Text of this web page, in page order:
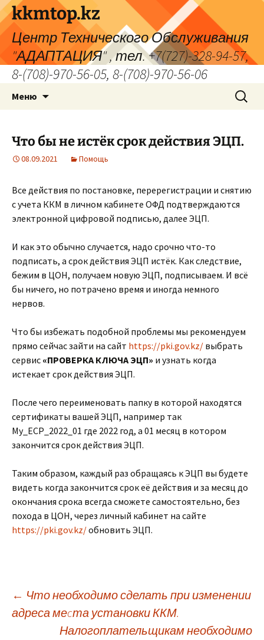
Перейти
к
содержимому
kkmtop.kz
Центр Технического Обслуживания
"АДАПТАЦИЯ" , тел. +7(727)-328-94-57,
8-(708)-970-56-05, 8-(708)-970-56-06
Меню Найти:
Что бы не истёк срок действия ЭЦП.
08.09.2021 Помощь
Все действия по постановке, перерегистрации и снятию
с учета ККМ в личном кабинете ОФД подтверждаются
электронной цифровой подписью, далее ЭЦП.
И как это обычно случается, надо срочно что-то
подписать, а срок действия ЭЦП истёк. Как следствие,
бежим в ЦОН, получаем новую ЭЦП, подписываем. И всё
бы ничего, но потрачено время и иногда немного
нервов.
Что бы избежать подобной проблемы мы рекомендуем
прямо сейчас зайти на сайт https://pki.gov.kz/ выбрать
сервис «ПРОВЕРКАКЛЮЧАЭЦП» и узнать когда
истекает срок действия ЭЦП.
После чего переименовать папку в которой находятся
сертификаты вашей ЭЦП, например так
My_ECP_2022_01 где 2022 год, а 01 месяц в котором
закончится срок действия ЭЦП.
Таким образом, каждый раз обращаясь к ЭЦП вы будете
видеть когда закончится срок её действия и за месяц до
окончания срока всегда сможете самостоятельно, без
похода в ЦОН, через личный кабинет на сайте
https://pki.gov.kz/обновить ЭЦП.
Навигация
← Что необходимо сделать при изменении
адреса меcта установки ККМ.
Налогоплательщикам необходимо